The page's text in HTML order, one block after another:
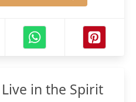
Live in the Spirit